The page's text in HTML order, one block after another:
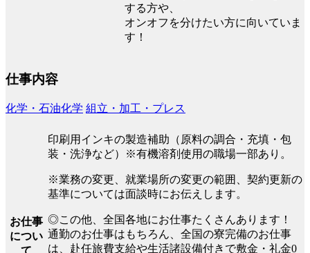
する方や、
オンオフを分けたい方に向いていま
す！
仕事内容
化学・石油化学 組立・加工・プレス
お仕事
につい
印刷用インキの製造補助（原料の調合・充填・包
装・洗浄など）※有機溶剤使用の職場一部あり。
※業務の変更、就業場所の変更の範囲、契約更新の
基準については面談時にお伝えします。
◎この他、全国各地にお仕事たくさんあります！
通勤のお仕事はもちろん、全国の寮完備のお仕事
は、赴任旅費支給や生活諸設備付きで敷金・礼金0